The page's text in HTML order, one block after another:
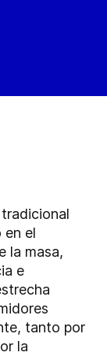
en el
la masa,
e
tanto por
la